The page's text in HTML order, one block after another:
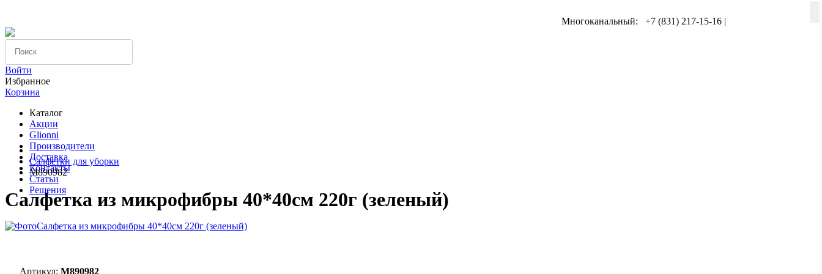
Многоканальный: +7 (831) 217-15-16 |
Войти
Избранное
Корзина
Каталог
Акции
Glionni
Производители
Доставка
Контакты
Статьи
Решения
Салфетки для уборки
M890982
Салфетка из микрофибры 40*40см 220г (зеленый)
Артикул: M890982